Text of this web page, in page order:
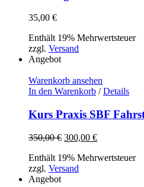
35,00 €
Enthält 19% Mehrwertsteuer
zzgl. Versand
Angebot
Warenkorb ansehen
In den Warenkorb / Details
Kurs Praxis SBF
350,00€ Ursprünglicher
war:
350,00 €
300,00 €Aktueller
ist:
Enthält 19% Mehrwertsteuer
zzgl. Versand
Angebot